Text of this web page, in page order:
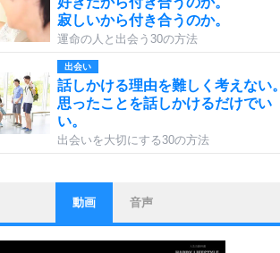
寂しいから付き合うのか。
運命の人と出会う30の方法
出会い
話しかける理由を難しく考えない。
思ったことを話しかけるだけでい
い。
出会いを大切にする30の方法
ストレス対策
他人と比べない。
いっそのこと、他人を見ない。
動画 音声